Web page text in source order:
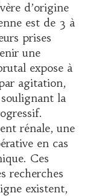
d’origine
est de 3 à
prises
une
expose à
agitation,
la
rénale, une
en cas
Ces
recherches
existent,